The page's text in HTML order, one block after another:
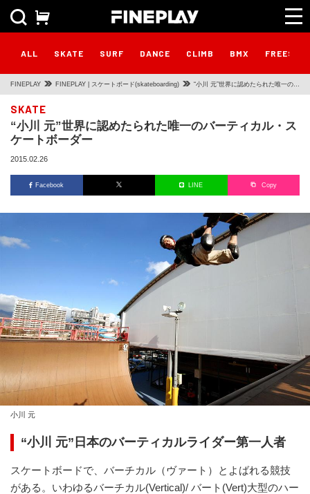
ALL SKATE SURF DANCE CLIMB BMX
FINEPLAY FINEPLAY | スケートボード(skateboarding) “小川 元”世界に認めたられた唯一のバ
SKATE
“小川 元”世界に認めたられた唯一のバーティカル・ス
ケートボーダー
2015.02.26
Facebook LINE Copy
小川 元
“小川 元”日本のバーティカルライダー第一人者
スケートボードで、バーチカル（ヴァート）とよばれる競技
がある。いわゆるバーチカル(Vertical)/ バート(Vert)大型のハー